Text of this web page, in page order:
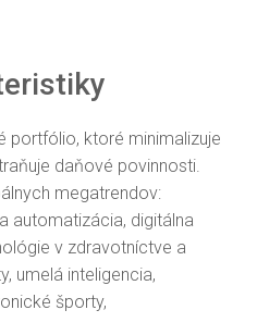
portfólio, ktoré minimalizuje
daňové povinnosti.
megatrendov:
automatizácia, digitálna
v zdravotníctve a
umelá inteligencia,
športy,